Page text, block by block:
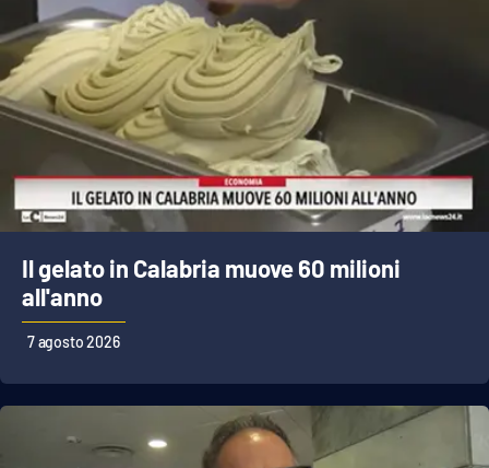
Il gelato in Calabria muove 60 milioni
all'anno
7 agosto 2026